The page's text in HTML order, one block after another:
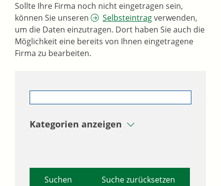
Sollte Ihre Firma noch nicht eingetragen sein,
können Sie unseren
Selbsteintragverwenden,
um die Daten einzutragen. Dort haben Sie auch die
Möglichkeit eine bereits von Ihnen eingetragene
Firma zu bearbeiten.
Kategorien anzeigen
Suche zurücksetzen